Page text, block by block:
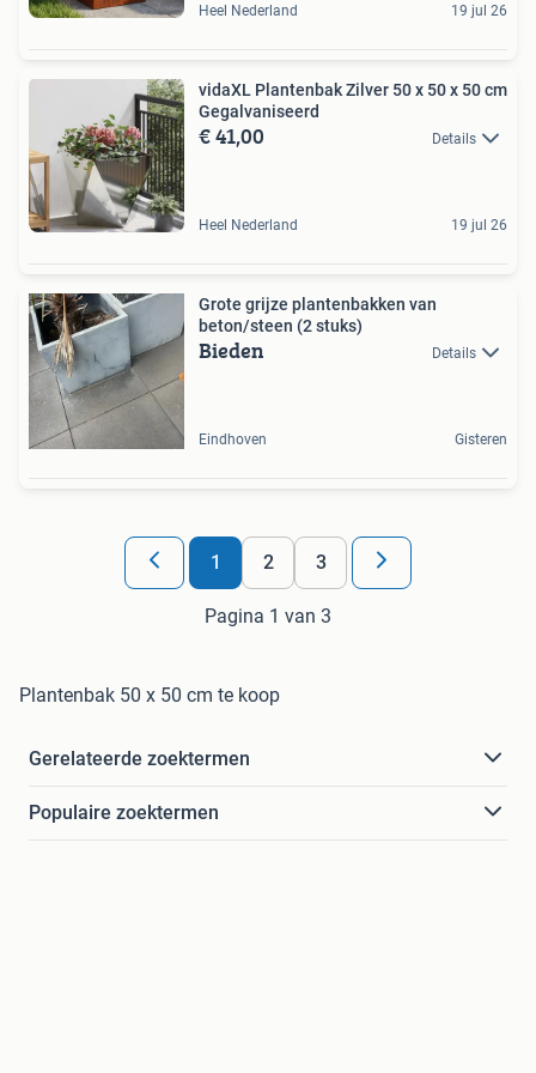
Heel Nederland 19 jul 26
vidaXL Plantenbak Zilver 50 x 50 x 50 cm
Gegalvaniseerd
€ 41,00 Details
Heel Nederland 19 jul 26
Grote grijze plantenbakken van
beton/steen (2 stuks)
Bieden Details
Eindhoven Gisteren
1 2 3
Pagina 1 van 3
Plantenbak 50 x 50 cm te koop
Gerelateerde zoektermen
Populaire zoektermen